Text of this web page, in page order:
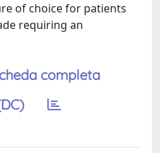
of choice for patients
requiring an
completa